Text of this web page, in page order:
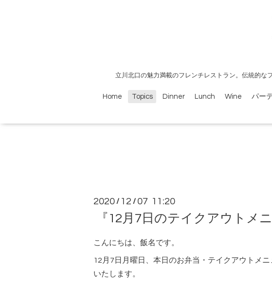
立川北口の魅力満載のフレンチレストラン。伝統的な
Home Topics Dinner Lunch Wine パー
2020 / 12 / 07 11:20
『12月7日のテイクアウトメニ
こんにちは、飯名です。
12月7日月曜日、本日のお弁当・テイクアウトメニ
いたします。